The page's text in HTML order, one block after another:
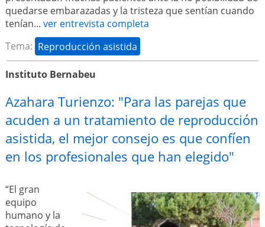
quedarse embarazadas y la tristeza que sentían cuando
tenían... ver entrevista completa
Tema: Reproducción asistida
Instituto Bernabeu
Azahara Turienzo: "Para las parejas que
acuden a un tratamiento de reproducción
asistida, el mejor consejo es que confíen
en los profesionales que han elegido"
“El gran
equipo
humano y la